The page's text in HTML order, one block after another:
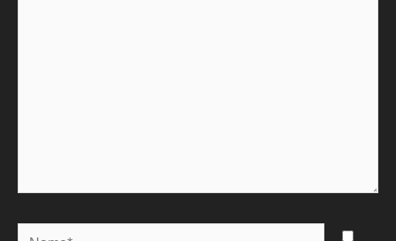
Name*